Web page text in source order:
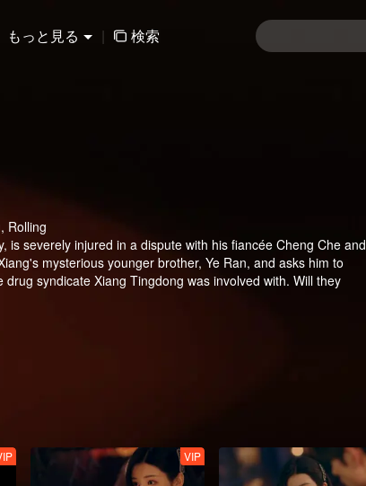
もっと見る | 検索
Rolling
severely injured in a dispute with his fiancée Cheng Che and
mysterious younger brother, Ye Ran, and asks him to
syndicate Xiang Tingdong was involved with. Will they
VIP